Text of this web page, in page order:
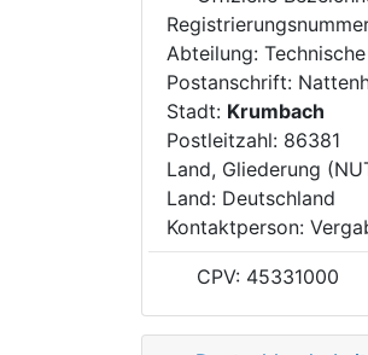
Abteilung:
Postanschrift:
Stadt: Krumbach
Postleitzahl: 86381
Land, Gliederung
Land: Deutschland
Kontaktperson:
CPV: 45331000